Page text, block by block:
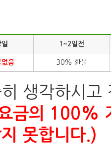
일 1~2일전
없음 30% 환불
생각하시고
금의 100%
못합니다.)